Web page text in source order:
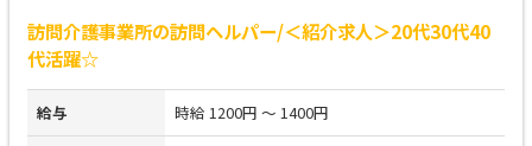
訪問介護事業所の訪問ヘルパー/＜紹介求人＞20代30代40
代活躍☆
給与 時給 1200円 ～ 1400円